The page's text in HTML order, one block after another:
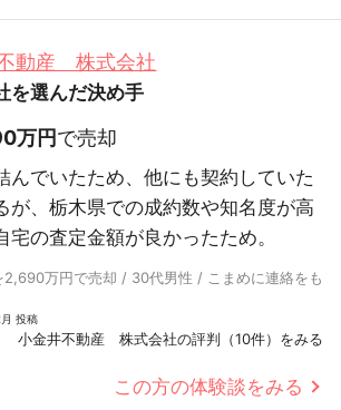
動産 株式会社
を選んだ決め手
万円で売却
んでいたため、他にも契約していた
が、栃木県での成約数や知名度が高
宅の査定金額が良かったため。
2,690万円で売却 / 30代男性 / こまめに連絡をも
投稿
小金井不動産 株式会社の評判（10件）をみる
この方の体験談をみる